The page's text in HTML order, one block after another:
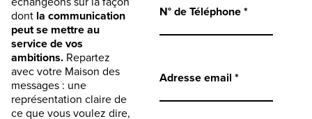
dont la communication
peut se mettre au
service de vos
ambitions. Repartez
avec votre Maison des
messages : une
représentation claire de
ce que vous voulez dire,
N° de Téléphone *
Adresse email *